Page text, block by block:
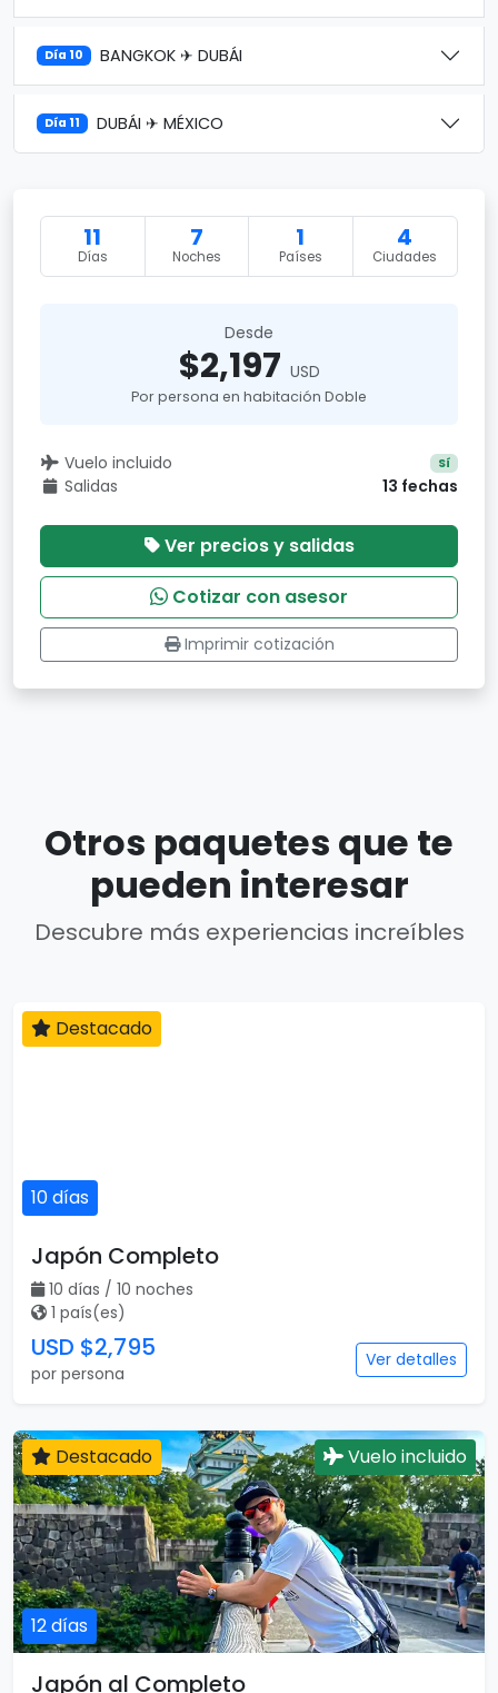
Día 10 BANGKOK ✈ DUBÁI
Día 11 DUBÁI ✈ MÉXICO
11
Días
7
Noches
1
Países
4
Ciudades
Desde
$2,197 USD
Por persona en habitación Doble
Vuelo incluido Sí
Salidas 13 fechas
Ver precios y salidas
Cotizar con asesor
Imprimir cotización
Otros paquetes que te
pueden interesar
Descubre más experiencias increíbles
10 días
Destacado
Japón Completo
10 días / 10 noches
1 país(es)
USD $2,795
por persona
Ver detalles
12 días
Destacado Vuelo incluido
Japón al Completo